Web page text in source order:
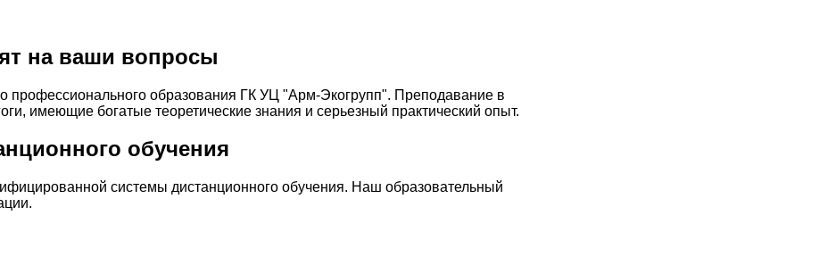
на ваши вопросы
профессионального образования ГК УЦ "Арм-Экогрупп". Преподавание в
имеющие богатые теоретические знания и серьезный практический опыт.
обучения
системы дистанционного обучения. Наш образовательный